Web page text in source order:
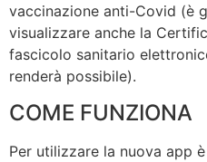
vaccinazione anti-Covid (è
visualizzare anche la
fascicolo sanitario
renderà possibile).
COME FUNZIONA
Per utilizzare la nuova app